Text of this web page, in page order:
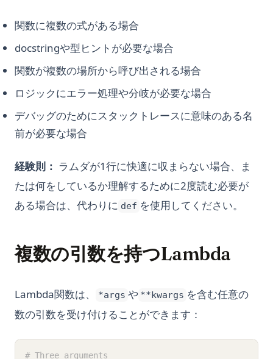
関数に複数の式がある場合
docstringや型ヒントが必要な場合
関数が複数の場所から呼び出される場合
ロジックにエラー処理や分岐が必要な場合
デバッグのためにスタックトレースに意味のある名
前が必要な場合
経験則： ラムダが1行に快適に収まらない場合、ま
たは何をしているか理解するために2度読む必要が
ある場合は、代わりに def を使用してください。
複数の引数を持つLambda
Lambda関数は、 *args や **kwargs を含む任意の
数の引数を受け付けることができます：
# Three arguments